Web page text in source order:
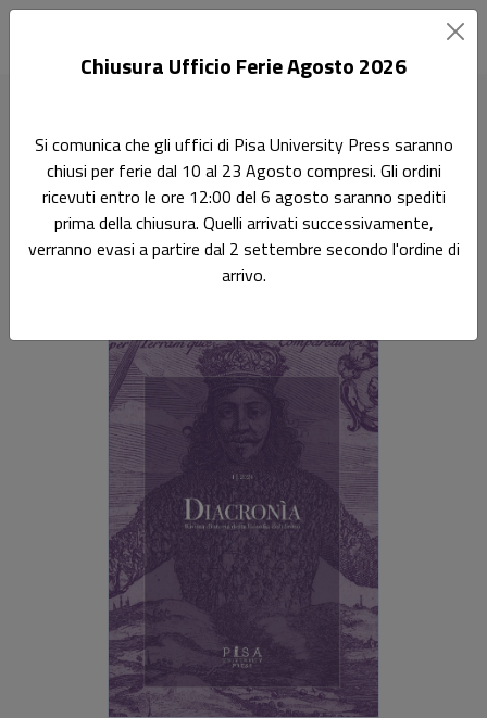
Diacronia 1/2024
Ricerca
Diacronia 1/2024
Chiusura Ufficio Ferie Agosto 2026
Si comunica che gli uffici di Pisa University Press saranno
chiusi per ferie dal 10 al 23 Agosto compresi. Gli ordini
ricevuti entro le ore 12:00 del 6 agosto saranno spediti
prima della chiusura. Quelli arrivati successivamente,
verranno evasi a partire dal 2 settembre secondo l'ordine di
arrivo.